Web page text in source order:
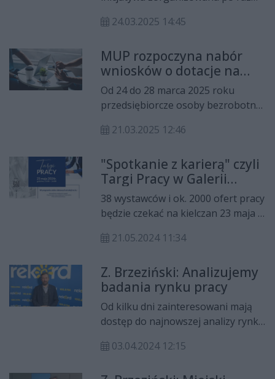
ścieżki edukacji.
Kariery
Stowarzyszenie Doradców
Rzeczypospolitej Polskiej. OTK ma
na celu inspirowanie
ogólnopolskich i lokalnych inicjatyw
na rzecz rozwoju poradnictwa
zawodowego – wspierania edukacji,
pracy i kariery.
24.03.2025 14:45
MUP rozpoczyna nabór
wniosków o dotacje na
rozpoczęcie własnego
biznesu
Od 24 do 28 marca 2025 roku
przedsiębiorcze osoby bezrobotne
Urzędzie Pracy w Kielcach będą
rozpoczęcie własnej działalności
gospodarczej. Na ten cel będzie
można uzyskać nawet 48 969,72 zł.
21.03.2025 12:46
"Spotkanie z karierą" czyli
Targi Pracy w Galerii
Korona
38 wystawców i ok. 2000 ofert pracy
będzie czekać na kielczan 23 maja w
okazja dla wszystkich osób
21.05.2024 11:34
Z. Brzeziński: Analizujemy
badania rynku pracy
Od kilku dni zainteresowani mają
dostęp do najnowszej analizy rynku
Urząd Pracy w Kielcach i Wyższą
03.04.2024 12:15